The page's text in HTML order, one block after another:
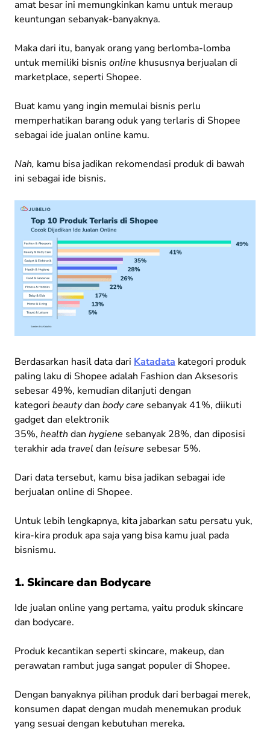
amat besar ini memungkinkan kamu untuk meraup
keuntungan sebanyak-banyaknya.
Maka dari itu, banyak orang yang berlomba-lomba
untuk memiliki bisnis online khususnya berjualan di
marketplace, seperti Shopee.
Buat kamu yang ingin memulai bisnis perlu
memperhatikan barang oduk yang terlaris di Shopee
sebagai ide jualan online kamu.
Nah, kamu bisa jadikan rekomendasi produk di bawah
ini sebagai ide bisnis.
Berdasarkan hasil data dari Katadata kategori produk
paling laku di Shopee adalah Fashion dan Aksesoris
sebesar 49%, kemudian dilanjuti dengan
kategori beautydan body care sebanyak 41%, diikuti
gadget dan elektronik
35%, health dan hygiene sebanyak 28%, dan diposisi
terakhir adatravel dan leisure sebesar 5%.
Dari data tersebut, kamu bisa jadikan sebagai ide
berjualan online di Shopee.
Untuk lebih lengkapnya, kita jabarkan satu persatu yuk,
kira-kira produk apa saja yang bisa kamu jual pada
bisnismu.
1. Skincare dan Bodycare
Ide jualan online yang pertama, yaitu produk skincare
dan bodycare.
Produk kecantikan seperti skincare, makeup, dan
perawatan rambut juga sangat populer di Shopee.
Dengan banyaknya pilihan produk dari berbagai merek,
konsumen dapat dengan mudah menemukan produk
yang sesuai dengan kebutuhan mereka.